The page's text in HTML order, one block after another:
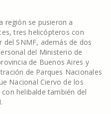
región se pusieron a
tres helicópteros con
SNMF, además de dos
del Ministerio de
de Buenos Aires y
de Parques Nacionales
Nacional Ciervo de los
helibalde también del